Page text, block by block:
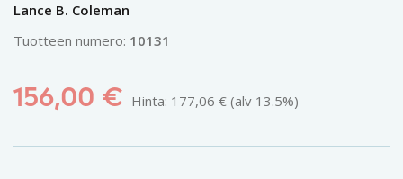
Lance B. Coleman
Tuotteen numero: 10131
156,00 € Hinta: 177,06 € (alv 13.5%)